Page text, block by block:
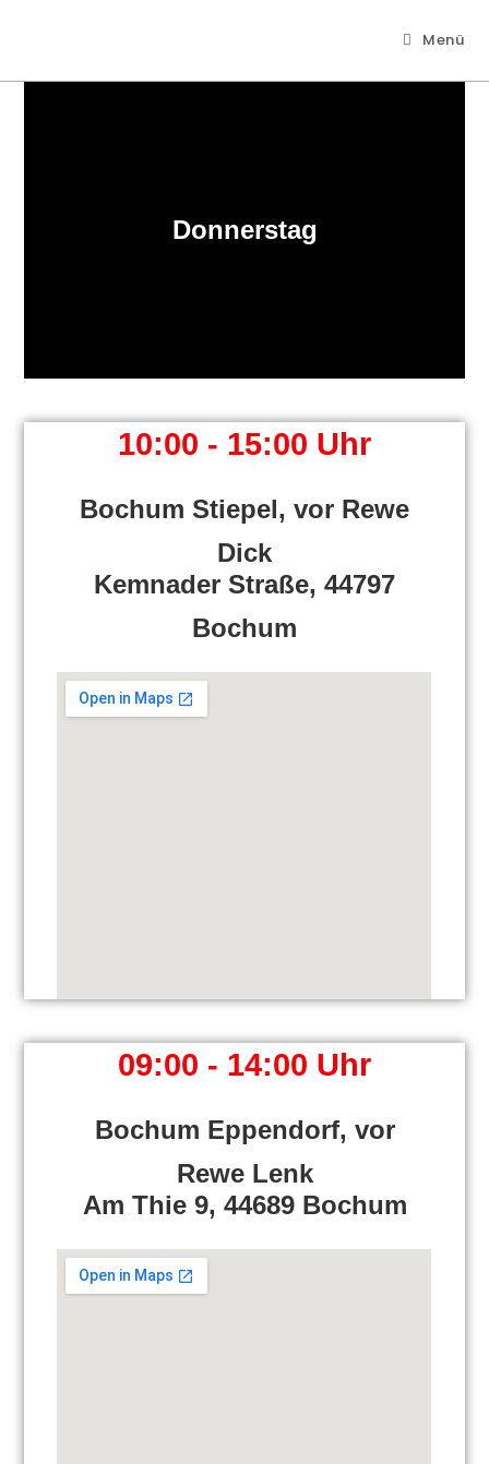
Menü
Donnerstag
10:00 - 15:00 Uhr
Bochum Stiepel, vor Rewe
Dick
Kemnader Straße, 44797
Bochum
09:00 - 14:00 Uhr
Bochum Eppendorf, vor
Rewe Lenk
Am Thie 9, 44689 Bochum